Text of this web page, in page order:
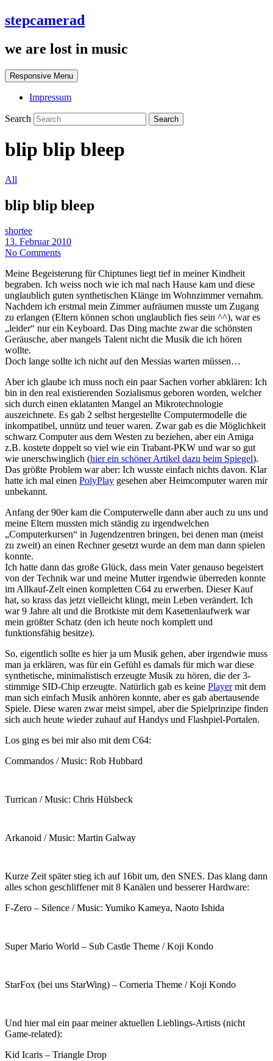
stepcamerad
we are lost in music
Responsive Menu
Impressum
Search
blip blip bleep
All
blip blip bleep
shortee
13. Februar 2010
No Comments
Meine Begeisterung für Chiptunes liegt tief in meiner Kindheit
begraben. Ich weiss noch wie ich mal nach Hause kam und diese
unglaublich guten synthetischen Klänge im Wohnzimmer vernahm.
Nachdem ich erstmal mein Zimmer aufräumen musste um Zugang
zu erlangen (Eltern können schon unglaublich fies sein ^^), war es
„leider“ nur ein Keyboard. Das Ding machte zwar die schönsten
Geräusche, aber mangels Talent nicht die Musik die ich hören
wollte.
Doch lange sollte ich nicht auf den Messias warten müssen…
Aber ich glaube ich muss noch ein paar Sachen vorher abklären: Ich
bin in den real existierenden Sozialismus geboren worden, welcher
sich durch einen eklatanten Mangel an Mikrotechnologie
auszeichnete. Es gab 2 selbst hergestellte Computermodelle die
inkompatibel, unnütz und teuer waren. Zwar gab es die Möglichkeit
schwarz Computer aus dem Westen zu beziehen, aber ein Amiga
z.B. kostete doppelt so viel wie ein Trabant-PKW und war so gut
wie unerschwinglich (hier ein schöner Artikel dazu beim Spiegel).
Das größte Problem war aber: Ich wusste einfach nichts davon. Klar
hatte ich mal einen PolyPlay gesehen aber Heimcomputer waren mir
unbekannt.
Anfang der 90er kam die Computerwelle dann aber auch zu uns und
meine Eltern mussten mich ständig zu irgendwelchen
„Computerkursen“ in Jugendzentren bringen, bei denen man (meist
zu zweit) an einen Rechner gesetzt wurde an dem man dann spielen
konnte.
Ich hatte dann das große Glück, dass mein Vater genauso begeistert
von der Technik war und meine Mutter irgendwie überreden konnte
im Allkauf-Zelt einen kompletten C64 zu erwerben. Dieser Kauf
hat, so krass das jetzt vielleicht klingt, mein Leben verändert. Ich
war 9 Jahre alt und die Brotkiste mit dem Kasettenlaufwerk war
mein größter Schatz (den ich heute noch komplett und
funktionsfähig besitze).
So, eigentlich sollte es hier ja um Musik gehen, aber irgendwie muss
man ja erklären, was für ein Gefühl es damals für mich war diese
synthetische, minimalistisch erzeugte Musik zu hören, die der 3-
stimmige SID-Chip erzeugte. Natürlich gab es keine Playermit dem
man sich einfach Musik anhören konnte, aber es gab abertausende
Spiele. Diese waren zwar meist simpel, aber die Spielprinzipe finden
sich auch heute wieder zuhauf auf Handys und Flashpiel-Portalen.
Los ging es bei mir also mit dem C64:
Commandos / Music: Rob Hubbard
Turrican / Music: Chris Hülsbeck
Arkanoid / Music: Martin Galway
Kurze Zeit später stieg ich auf 16bit um, den SNES. Das klang dann
alles schon geschliffener mit 8 Kanälen und besserer Hardware:
F-Zero – Silence / Music: Yumiko Kameya, Naoto Ishida
Super Mario World – Sub Castle Theme / Koji Kondo
StarFox (bei uns StarWing) – Corneria Theme / Koji Kondo
Und hier mal ein paar meiner aktuellen Lieblings-Artists (nicht
Game-related):
Kid Icaris – Triangle Drop